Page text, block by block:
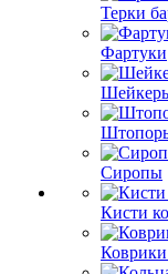
Терки
Фартуки
Сиропы
Кисти